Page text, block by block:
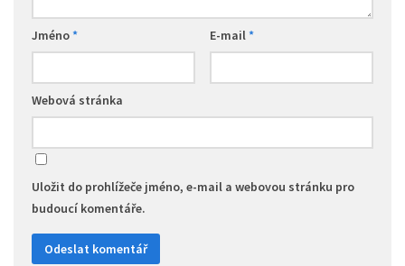
Jméno* E-mail*
Webová stránka
Uložit do prohlížeče jméno, e-mail a webovou stránku pro
budoucí komentáře.